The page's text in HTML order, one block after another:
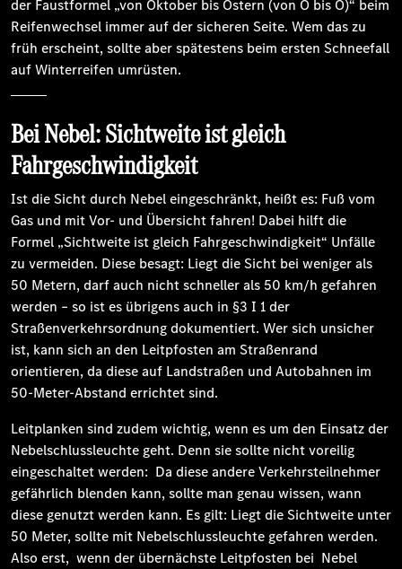
der Faustformel „von Oktober bis Ostern (von O bis O)“ beim
Reifenwechsel immer auf der sicheren Seite. Wem das zu
früh erscheint, sollte aber spätestens beim ersten Schneefall
auf Winterreifen umrüsten.
Bei Nebel: Sichtweite ist gleich
Fahrgeschwindigkeit
Ist die Sicht durch Nebel eingeschränkt, heißt es: Fuß vom
Gas und mit Vor- und Übersicht fahren! Dabei hilft die
Formel „Sichtweite ist gleich Fahrgeschwindigkeit“ Unfälle
zu vermeiden. Diese besagt: Liegt die Sicht bei weniger als
50 Metern, darf auch nicht schneller als 50 km/h gefahren
werden – so ist es übrigens auch in §3 I 1 der
Straßenverkehrsordnung dokumentiert. Wer sich unsicher
ist, kann sich an den Leitpfosten am Straßenrand
orientieren, da diese auf Landstraßen und Autobahnen im
50-Meter-Abstand errichtet sind.
Leitplanken sind zudem wichtig, wenn es um den Einsatz der
Nebelschlussleuchte geht. Denn sie sollte nicht voreilig
eingeschaltet werden: Da diese andere Verkehrsteilnehmer
gefährlich blenden kann, sollte man genau wissen, wann
diese genutzt werden kann. Es gilt: Liegt die Sichtweite unter
50 Meter, sollte mit Nebelschlussleuchte gefahren werden.
Also erst, wenn der übernächste Leitpfosten bei Nebel